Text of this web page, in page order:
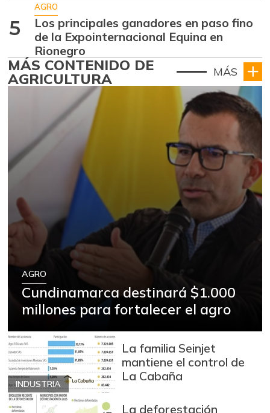
5
AGRO
Los principales ganadores en paso fino
de la Expointernacional Equina en
Rionegro
MÁS CONTENIDO DE
AGRICULTURA MÁS
AGRO
Cundinamarca destinará $1.000
millones para fortalecer el agro
INDUSTRIA
La familia Seinjet
mantiene el control de
La Cabaña
La deforestación